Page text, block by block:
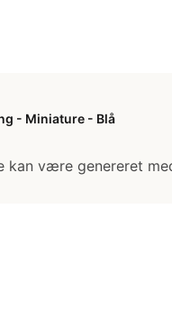
- Miniature - Blå
kan være genereret